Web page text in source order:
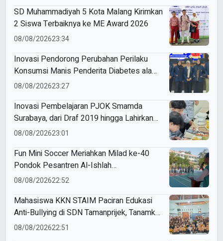
SD Muhammadiyah 5 Kota Malang Kirimkan
2 Siswa Terbaiknya ke ME Award 2026
08/08/202623:34
Inovasi Pendorong Perubahan Perilaku
Konsumsi Manis Penderita Diabetes ala
Mahasiswa Unesa
08/08/202623:27
Inovasi Pembelajaran PJOK Smamda
Surabaya, dari Draf 2019 hingga Lahirkan
Modul Gizi Digital
08/08/202623:01
Fun Mini Soccer Meriahkan Milad ke-40
Pondok Pesantren Al-Ishlah
Sendangagung
08/08/202622:52
Mahasiswa KKN STAIM Paciran Edukasi
Anti-Bullying di SDN Tamanprijek, Tanamkan
Empati Sejak Dini
08/08/202622:51